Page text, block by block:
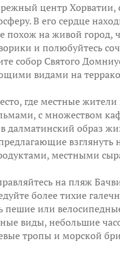
центр Хорватии,
В его сердце
на живой город,
и полюбуйтесь
собор Святого
видами на
где местные
с множеством
далматинский образ
взглянуть
местными
на пляж
более тихие
пешие или
виды, небольшие
тропы и морской